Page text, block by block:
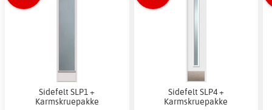
Sidefelt SLP1 +
Karmskruepakke
Sidefelt SLP4 +
Karmskruepakke